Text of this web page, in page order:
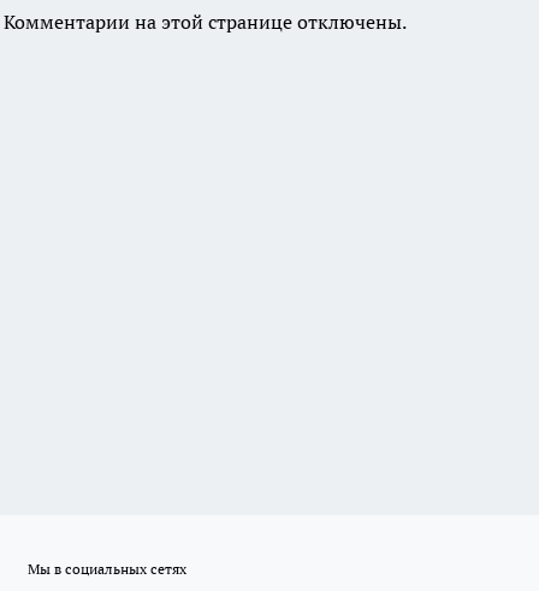
Комментарии на этой странице отключены.
Мы в социальных сетях